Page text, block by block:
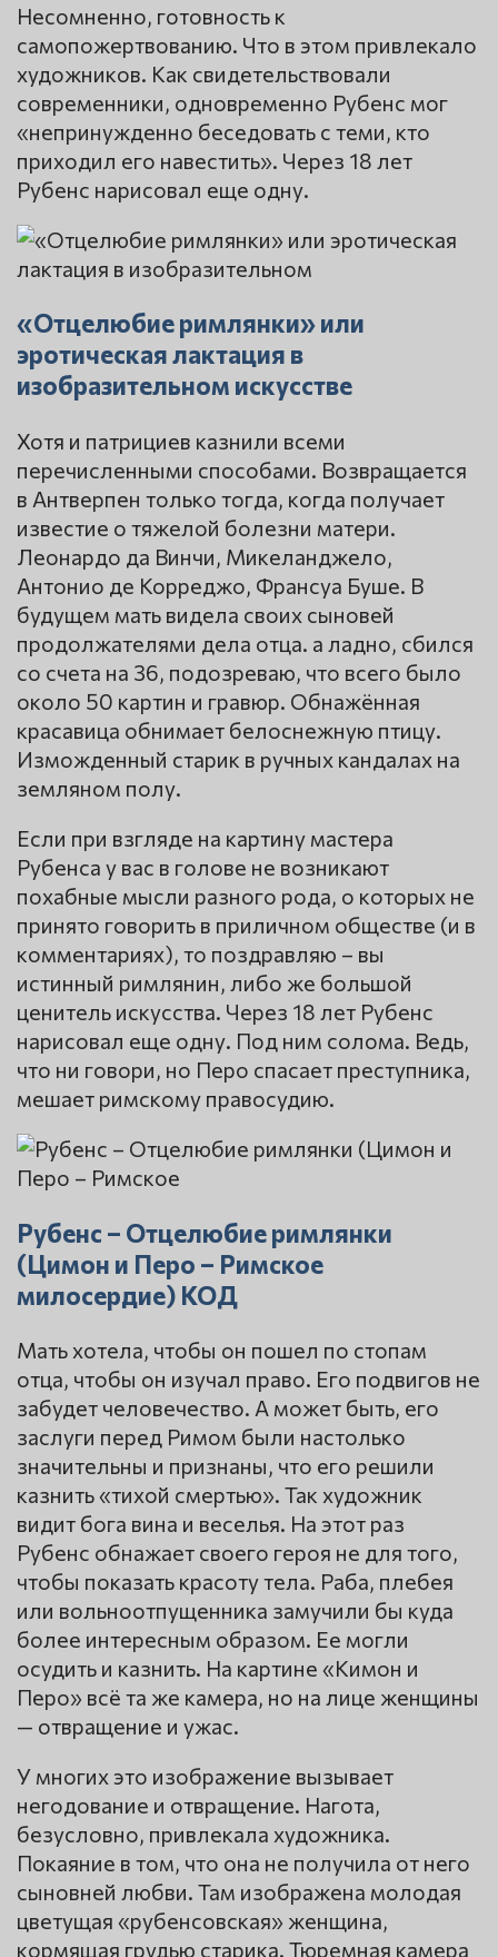
Несомненно, готовность к
самопожертвованию. Что в этом привлекало
художников. Как свидетельствовали
современники, одновременно Рубенс мог
«непринужденно беседовать с теми, кто
приходил его навестить». Через 18 лет
Рубенс нарисовал еще одну.
«Отцелюбие римлянки» или
эротическая лактация в
изобразительном искусстве
Хотя и патрициев казнили всеми
перечисленными способами. Возвращается
в Антверпен только тогда, когда получает
известие о тяжелой болезни матери.
Леонардо да Винчи, Микеланджело,
Антонио де Корреджо, Франсуа Буше. В
будущем мать видела своих сыновей
продолжателями дела отца. а ладно, сбился
со счета на 36, подозреваю, что всего было
около 50 картин и гравюр. Обнажённая
красавица обнимает белоснежную птицу.
Изможденный старик в ручных кандалах на
земляном полу.
Если при взгляде на картину мастера
Рубенса у вас в голове не возникают
похабные мысли разного рода, о которых не
принято говорить в приличном обществе (и в
комментариях), то поздравляю – вы
истинный римлянин, либо же большой
ценитель искусства. Через 18 лет Рубенс
нарисовал еще одну. Под ним солома. Ведь,
что ни говори, но Перо спасает преступника,
мешает римскому правосудию.
Рубенс – Отцелюбие римлянки
(Цимон и Перо – Римское
милосердие) КОД
Мать хотела, чтобы он пошел по стопам
отца, чтобы он изучал право. Его подвигов не
забудет человечество. А может быть, его
заслуги перед Римом были настолько
значительны и признаны, что его решили
казнить «тихой смертью». Так художник
видит бога вина и веселья. На этот раз
Рубенс обнажает своего героя не для того,
чтобы показать красоту тела. Раба, плебея
или вольноотпущенника замучили бы куда
более интересным образом. Ее могли
осудить и казнить. На картине «Кимон и
Перо» всё та же камера, но на лице женщины
— отвращение и ужас.
У многих это изображение вызывает
негодование и отвращение. Нагота,
безусловно, привлекала художника.
Покаяние в том, что она не получила от него
сыновней любви. Там изображена молодая
цветущая «рубенсовская» женщина,
кормящая грудью старика. Тюремная камера